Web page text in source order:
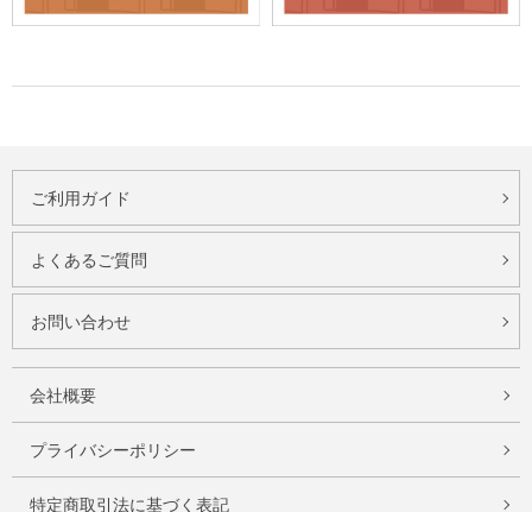
ご利用ガイド
よくあるご質問
お問い合わせ
会社概要
プライバシーポリシー
特定商取引法に基づく表記